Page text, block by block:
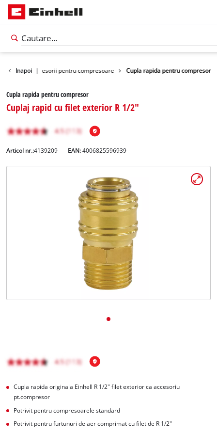
Inapoi |
unelte Accesorii pentru compresoare Cupla rapida pentru compresor
Cupla rapida pentru compresor
Cuplaj rapid cu filet exterior R 1/2"
Articol nr.:4139209 EAN:4006825596939
Cupla rapida originala Einhell R 1/2" filet exterior ca accesoriu
pt.compresor
Potrivit pentru compresoarele standard
Potrivit pentru furtunuri de aer comprimat cu filet de R 1/2"